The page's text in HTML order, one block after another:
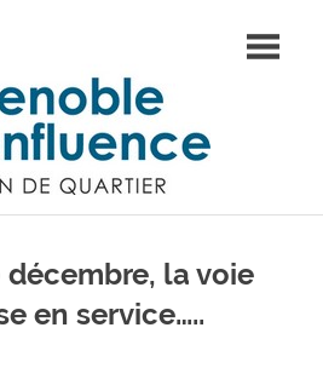
UQ
décembre, la voie
en service…..